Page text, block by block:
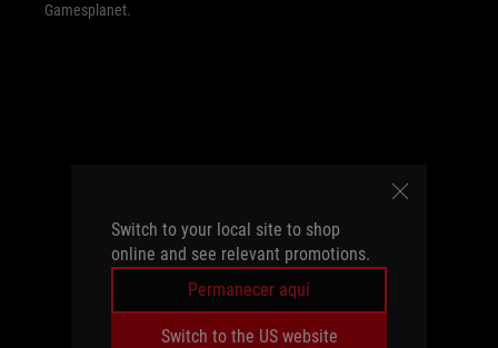
Switch to your local site to shop
online and see relevant promotions.
Permanecer aquí
Switch to the US website
Gamesplanet.